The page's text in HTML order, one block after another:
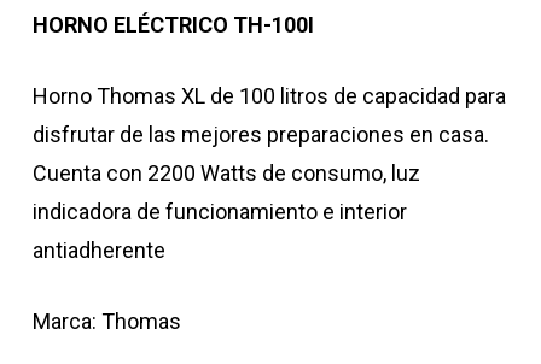
HORNO ELÉCTRICO TH-100I
Horno Thomas XL de 100 litros de capacidad para
disfrutar de las mejores preparaciones en casa.
Cuenta con 2200 Watts de consumo, luz
indicadora de funcionamiento e interior
antiadherente
Marca: Thomas